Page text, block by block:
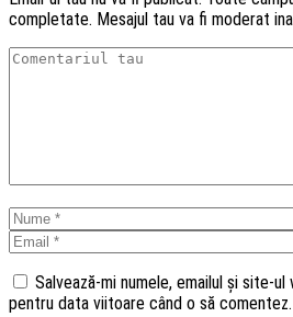
completate. Mesajul tau va fi moderat
Salvează-mi numele, emailul și site-
pentru data viitoare când o să comentez.